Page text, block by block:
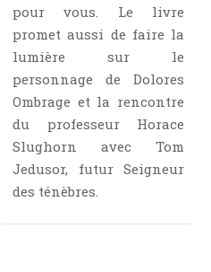
pour vous. Le livre
promet aussi de faire la
lumière sur le
personnage de Dolores
Ombrage et la rencontre
du professeur Horace
Slughorn avec Tom
Jedusor, futur Seigneur
des ténèbres.